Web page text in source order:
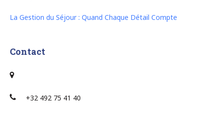
La Gestion du Séjour : Quand Chaque Détail Compte
Contact
+32 492 75 41 40